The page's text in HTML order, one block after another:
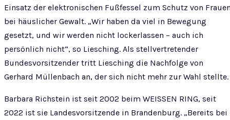
Einsatz der elektronischen Fußfessel zum Schutz von
bei häuslicher Gewalt. „Wir haben da viel in Bewegung
gesetzt, und wir werden nicht lockerlassen – auch ich
persönlich nicht“, so Liesching. Als stellvertretender
Bundesvorsitzender tritt Liesching die Nachfolge von
Gerhard Müllenbach an, der sich nicht mehr zur Wahl stellte.
Barbara Richstein ist seit 2002 beim WEISSEN RING, seit
2022 ist sie Landesvorsitzende in Brandenburg. „Bereits bei